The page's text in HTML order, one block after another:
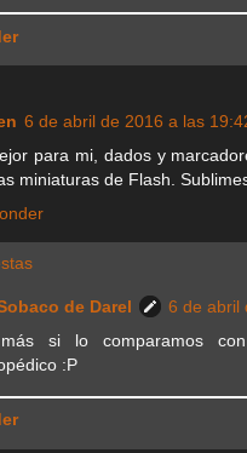
6 de abril de 2016 a las
para mi, dados y
miniaturas de Flash.
de Darel
6 de abril
si lo comparamos
:P